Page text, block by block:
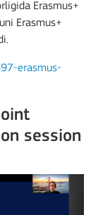
Erasmus+
Erasmus+
erasmus-
session